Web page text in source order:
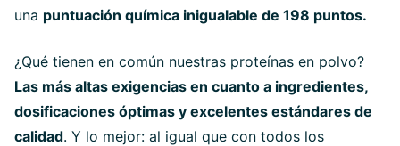
una puntuación química inigualable de 198 puntos.
¿Qué tienen en común nuestras proteínas en polvo?
Las más altas exigencias en cuanto a ingredientes,
dosificaciones óptimas y excelentes estándares de
calidad. Y lo mejor: al igual que con todos los